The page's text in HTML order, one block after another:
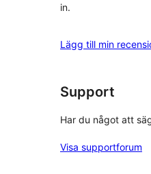
in.
Lägg till min
Support
Har du något att
Visa supportforum